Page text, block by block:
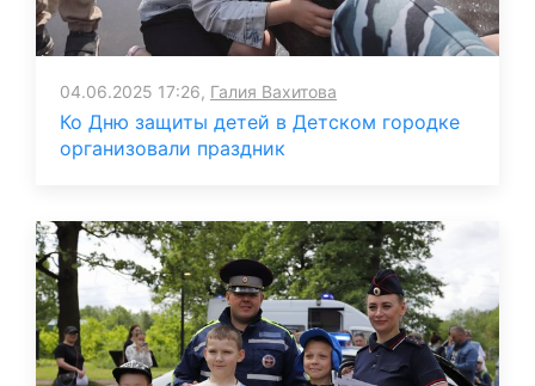
04.06.2025 17:26, Галия Вахитова
Ко Дню защиты детей в Детском городке
организовали праздник